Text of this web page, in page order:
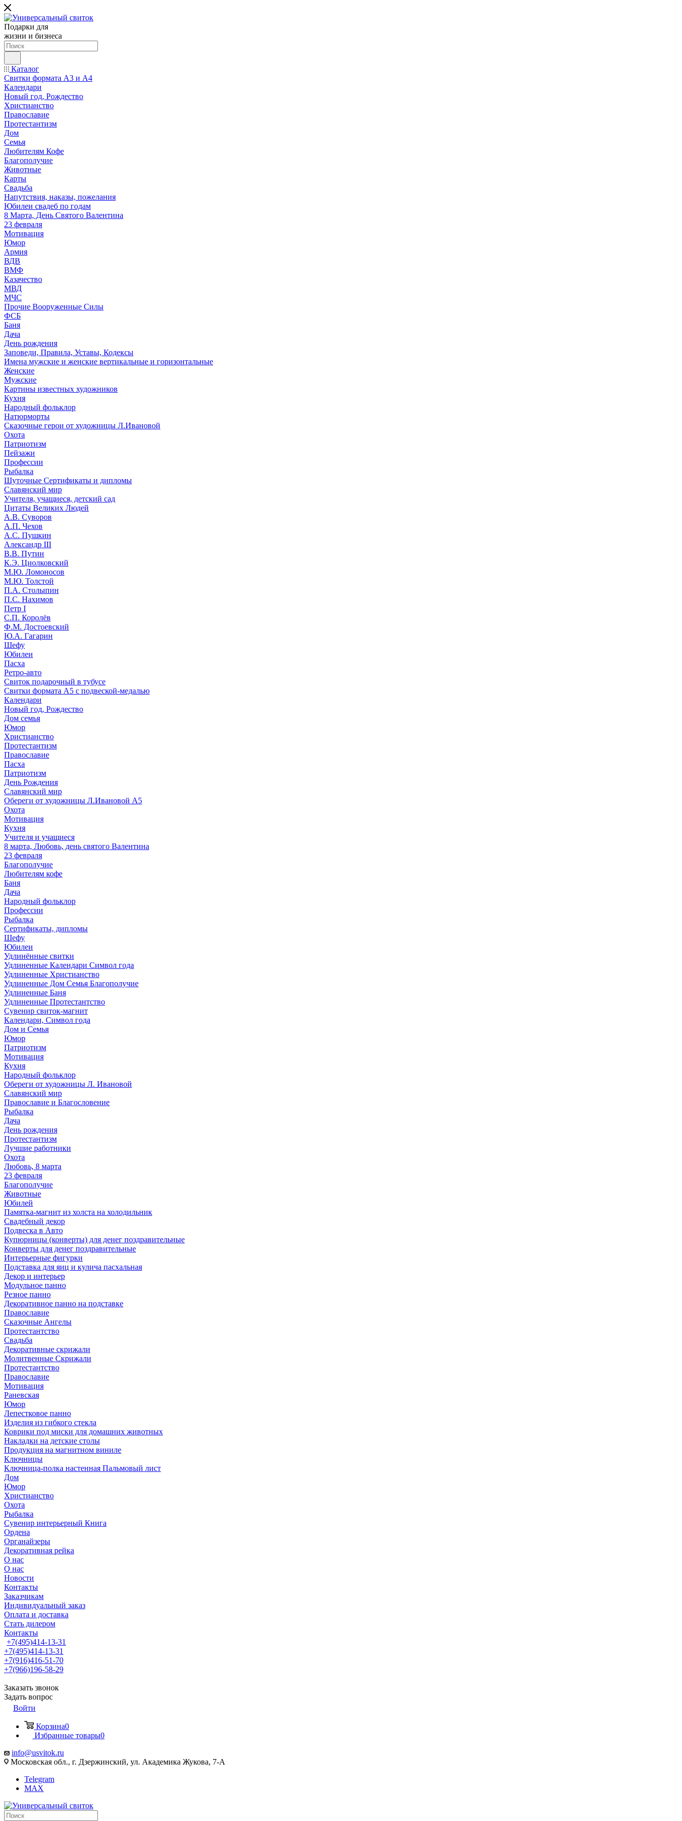
Подарки для
жизни и бизнеса
Каталог
Свитки формата А3 и А4
Календари
Новый год, Рождество
Христианство
Православие
Протестантизм
Дом
Семья
Любителям Кофе
Благополучие
Животные
Карты
Свадьба
Напутствия, наказы, пожелания
Юбилеи свадеб по годам
8 Марта, День Святого Валентина
23 февраля
Мотивация
Юмор
Армия
ВДВ
ВМФ
Казачество
МВД
МЧС
Прочие Вооруженные Силы
ФСБ
Баня
Дача
День рождения
Заповеди, Правила, Уставы, Кодексы
Имена мужские и женские вертикальные и горизонтальные
Женские
Мужские
Картины известных художников
Кухня
Народный фольклор
Натюрморты
Сказочные герои от художницы Л.Ивановой
Охота
Патриотизм
Пейзажи
Профессии
Рыбалка
Шуточные Сертификаты и дипломы
Славянский мир
Учителя, учащиеся, детский сад
Цитаты Великих Людей
А.В. Суворов
А.П. Чехов
А.С. Пушкин
Александр III
В.В. Путин
К.Э. Циолковский
М.Ю. Ломоносов
М.Ю. Толстой
П.А. Столыпин
П.С. Нахимов
Петр I
С.П. Королёв
Ф.М. Достоевский
Ю.А. Гагарин
Шефу
Юбилеи
Пасха
Ретро-авто
Свиток подарочный в тубусе
Свитки формата А5 с подвеской-медалью
Календари
Новый год, Рождество
Дом семья
Юмор
Христианство
Протестантизм
Православие
Пасха
Патриотизм
День Рождения
Славянский мир
Обереги от художницы Л.Ивановой А5
Охота
Мотивация
Кухня
Учителя и учащиеся
8 марта, Любовь, день святого Валентина
23 февраля
Благополучие
Любителям кофе
Баня
Дача
Народный фольклор
Профессии
Рыбалка
Сертификаты, дипломы
Шефу
Юбилеи
Удлинённые свитки
Удлиненные Календари Символ года
Удлиненные Христианство
Удлиненные Дом Семья Благополучие
Удлиненные Баня
Удлиненные Протестантство
Сувенир свиток-магнит
Календари, Символ года
Дом и Семья
Юмор
Патриотизм
Мотивация
Кухня
Народный фольклор
Обереги от художницы Л. Ивановой
Славянский мир
Православие и Благословение
Рыбалка
Дача
День рождения
Протестантизм
Лучшие работники
Охота
Любовь, 8 марта
23 февраля
Благополучие
Животные
Юбилей
Памятка-магнит из холста на холодильник
Свадебный декор
Подвеска в Авто
Купюрницы (конверты) для денег поздравительные
Конверты для денег поздравительные
Интерьерные фигурки
Подставка для яиц и кулича пасхальная
Декор и интерьер
Модульное панно
Резное панно
Декоративное панно на подставке
Православие
Сказочные Ангелы
Протестантство
Свадьба
Декоративные скрижали
Молитвенные Скрижали
Протестантство
Православие
Мотивация
Раневская
Юмор
Лепестковое панно
Изделия из гибкого стекла
Коврики под миски для домашних животных
Накладки на детские столы
Продукция на магнитном виниле
Ключницы
Ключница-полка настенная Пальмовый лист
Дом
Юмор
Христианство
Охота
Рыбалка
Сувенир интерьерный Книга
Ордена
Органайзеры
Декоративная рейка
О нас
О нас
Новости
Контакты
Заказчикам
Индивидуальный заказ
Оплата и доставка
Стать дилером
Контакты
+7(495)414-13-31
+7(495)414-13-31
+7(916)416-51-70
+7(966)196-58-29
Заказать звонок
Задать вопрос
Войти
Корзина0
Избранные товары0
info@usvitok.ru
Московская обл., г. Дзержинский, ул. Академика Жукова, 7-А
Telegram
MAX